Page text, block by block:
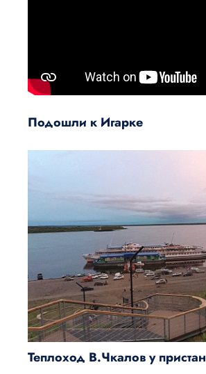
Подошли к Игарке
Теплоход В.Чкалов у